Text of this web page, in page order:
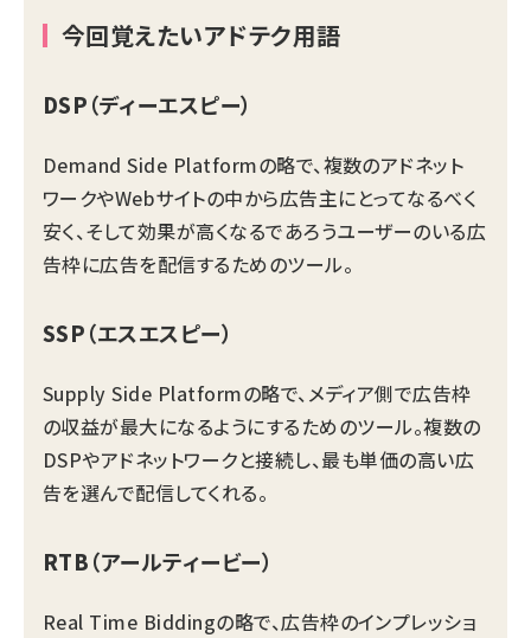
今回覚えたいアドテク用語
DSP（ディーエスピー）
Demand Side Platformの略で、複数のアドネット
ワークやWebサイトの中から広告主にとってなるべく
安く、そして効果が高くなるであろうユーザーのいる広
告枠に広告を配信するためのツール。
SSP（エスエスピー）
Supply Side Platformの略で、メディア側で広告枠
の収益が最大になるようにするためのツール。複数の
DSPやアドネットワークと接続し、最も単価の高い広
告を選んで配信してくれる。
RTB（アールティービー）
Real Time Biddingの略で、広告枠のインプレッショ